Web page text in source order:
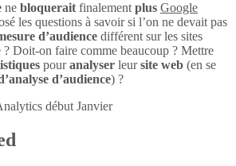
ne bloqueraitfinalementplus Google
les questions à savoir si l’on ne devait pas
d’audience différent sur les sites
? Doit-on faire comme beaucoup ? Mettre
pouranalyser leursite web (en se
d’audience) ?
début Janvier